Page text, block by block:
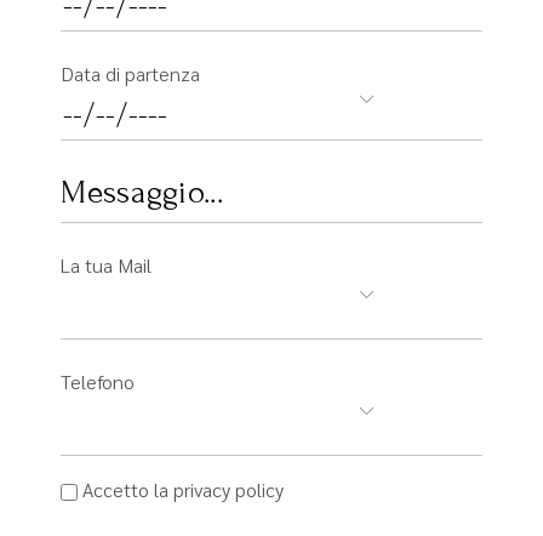
Data di partenza
La tua Mail
Telefono
Accetto la privacy policy